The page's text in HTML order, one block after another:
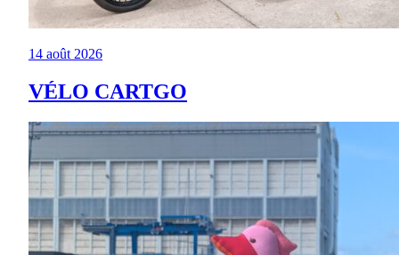
14 août 2026
VÉLO CARTGO